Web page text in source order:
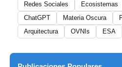
Redes Sociales
Ecosistemas
ChatGPT
Materia Oscura
Arquitectura
OVNIs ESA